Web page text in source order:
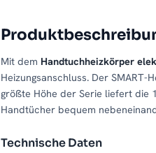
Mit dem Handtuchheizkörper
Heizungsanschluss. Der
größte Höhe der Serie liefert die
Handtücher bequem
Technische Daten